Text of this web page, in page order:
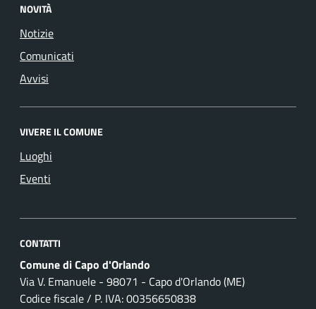
NOVITÀ
Notizie
Comunicati
Avvisi
VIVERE IL COMUNE
Luoghi
Eventi
CONTATTI
Comune di Capo d'Orlando
Via V. Emanuele - 98071 - Capo d'Orlando (ME)
Codice fiscale / P. IVA: 00356650838